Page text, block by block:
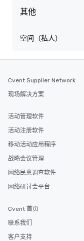
其他
空间（私人）
Cvent Supplier Network
现场解决方案
活动管理软件
活动注册软件
移动活动应用程序
战略会议管理
网络民意调查软件
网络研讨会平台
Cvent 首页
联系我们
客户支持